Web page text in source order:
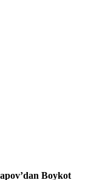
Boykot